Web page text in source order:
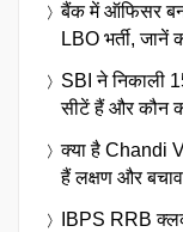
बैंक में ऑफिसर
LBO भर्ती,
SBI ने निकाली
सीटें हैं और कौन
क्या है Chandi
हैं लक्षण और
IBPS RRB